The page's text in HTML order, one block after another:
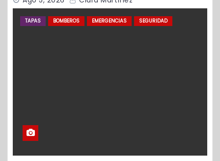
TAPAS BOMBEROS EMERGENCIAS SEGURIDAD